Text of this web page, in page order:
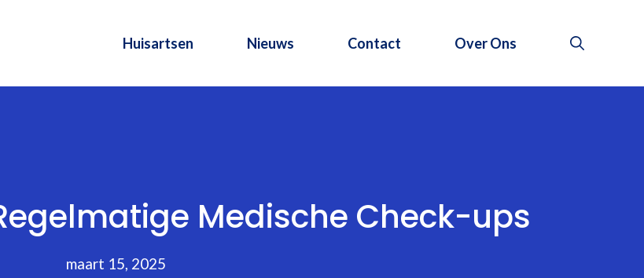
Huisartsen Nieuws Contact Over Ons
Medische Check-ups
maart 15, 2025